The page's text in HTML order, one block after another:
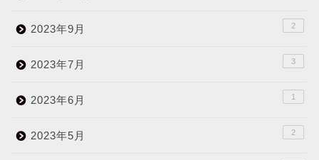
2023年9月 2
2023年7月 3
2023年6月 1
2023年5月 2